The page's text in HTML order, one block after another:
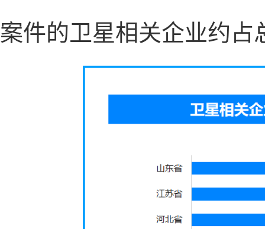
案件的卫星相关企业约占